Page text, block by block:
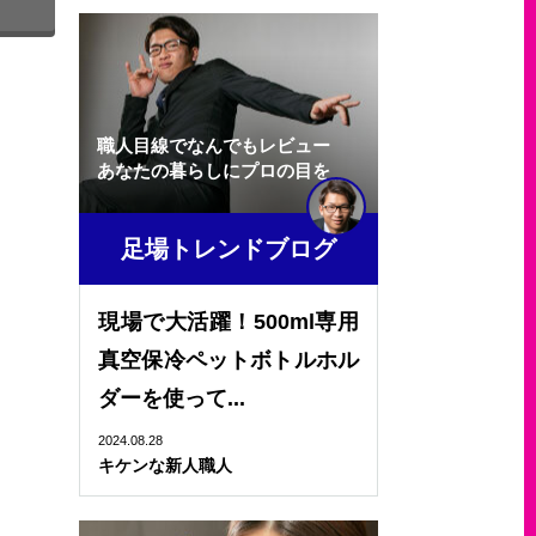
職人目線でなんでもレビュー
あなたの暮らしにプロの目を
足場トレンドブログ
現場で大活躍！500ml専用
真空保冷ペットボトルホル
ダーを使って...
2024.08.28
キケンな新人職人